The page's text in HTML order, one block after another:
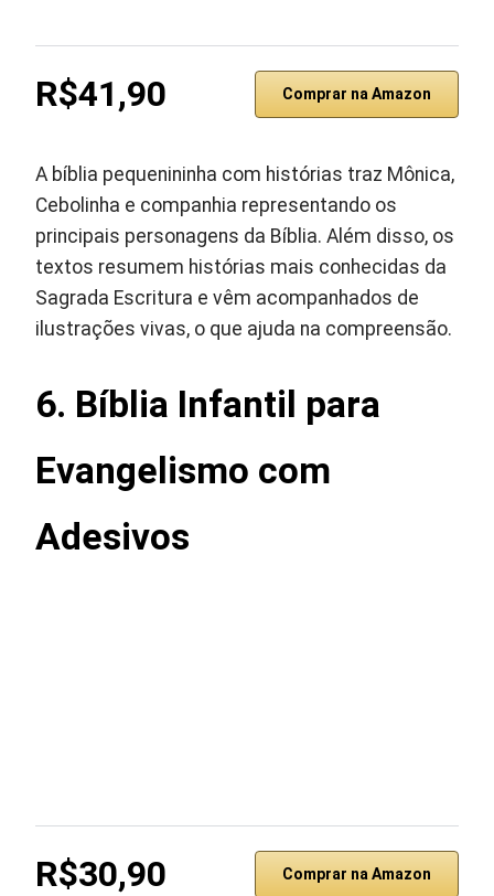
R$41,90 Comprar na Amazon
A bíblia pequenininha com histórias traz Mônica,
Cebolinha e companhia representando os
principais personagens da Bíblia. Além disso, os
textos resumem histórias mais conhecidas da
Sagrada Escritura e vêm acompanhados de
ilustrações vivas, o que ajuda na compreensão.
6. Bíblia Infantil para
Evangelismo com
Adesivos
R$30,90 Comprar na Amazon